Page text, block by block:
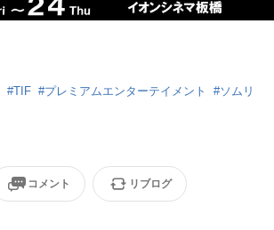
#TIF #プレミアムエンターテイメント #ソムリ
コメント リブログ